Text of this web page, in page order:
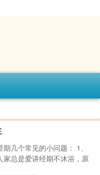
几个常见的小问题： 1、
家总是爱讲经期不沐浴，原